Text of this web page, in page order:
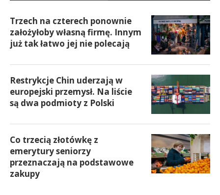
Trzech na czterech ponownie
założyłoby własną firmę. Innym
już tak łatwo jej nie polecają
Restrykcje Chin uderzają w
europejski przemysł. Na liście
są dwa podmioty z Polski
Co trzecią złotówkę z
emerytury seniorzy
przeznaczają na podstawowe
zakupy